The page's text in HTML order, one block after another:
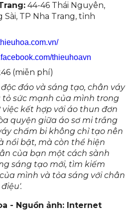
44-46 Thái Nguyên,
TP Nha Trang, tỉnh
thieuhoavn
(miễn phí)
đáo và sáng tạo, chân váy
sức mạnh của mình trong
kết hợp với áo thun đơn
quyện giữa áo sơ mi trắng
chấm bi không chỉ tạo nên
nổi bật, mà còn thể hiện
của bạn một cách sành
sáng tạo mới, tìm kiếm
mình và tỏa sáng với chân
- Nguồn ảnh: Internet